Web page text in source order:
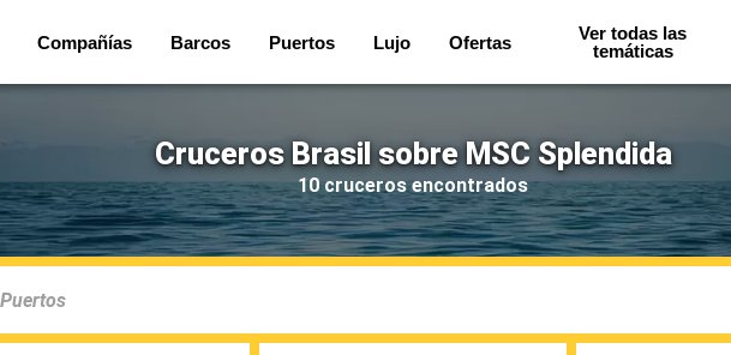
Compañías Barcos Puertos Lujo Ofertas
Ver todas las
temáticas
Cruceros Brasil sobre MSC Splendida
10 cruceros encontrados